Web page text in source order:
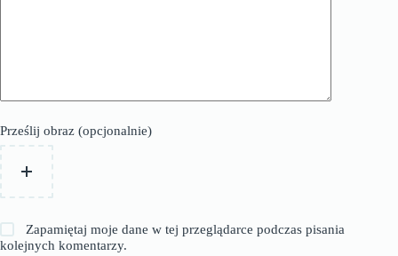
Prześlij obraz (opcjonalnie)
Zapamiętaj moje dane w tej przeglądarce podczas pisania
kolejnych komentarzy.